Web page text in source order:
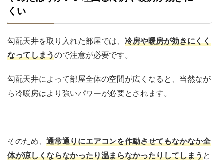
くい
勾配天井を取り入れた部屋では、 冷房や暖房が効きにくく
なってしまうので注意が必要です。
勾配天井によって部屋全体の空間が広くなると、当然なが
ら冷暖房はより強いパワーが必要とされます。
そのため、 通常通りにエアコンを作動させてもなかなか全
体が涼しくならなかったり温まらなかったりしてしまうと